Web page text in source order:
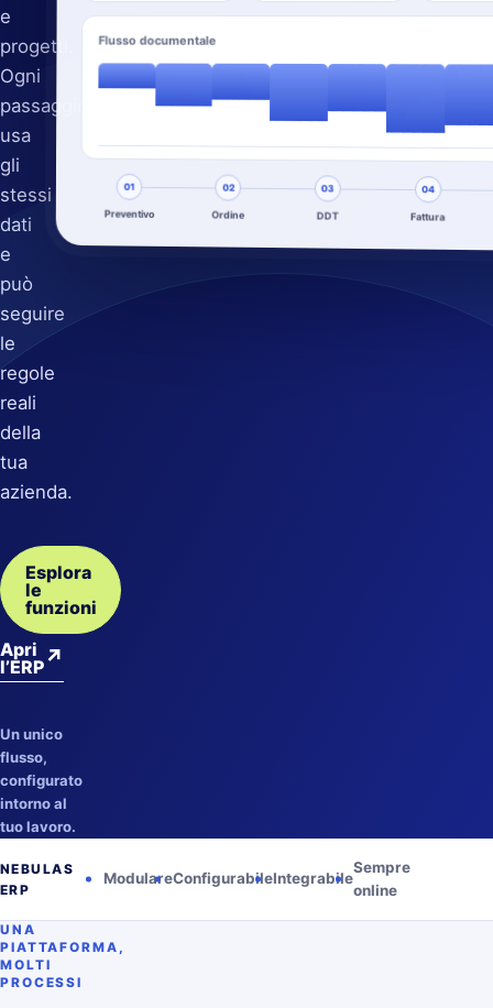
e
progetti.
Ogni
passaggio
usa
gli
stessi
dati
e
può
seguire
le
regole
reali
della
tua
azienda.
Esplora
le
funzioni
Apri
l’ERP↗
Un unico
flusso,
configurato
intorno al
tuo lavoro.
Flusso documentale
01
Preventivo
02
Ordine
03
DDT
04
Fattura
NEBULAS
ERP
ModulareConfigurabileIntegrabile
Sempre
online
UNA
PIATTAFORMA,
MOLTI
PROCESSI